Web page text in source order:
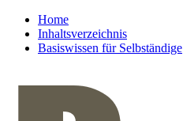
Home
Inhaltsverzeichnis
Basiswissen für Selbständige